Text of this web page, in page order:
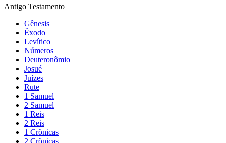
Antigo Testamento
Gênesis
Êxodo
Levítico
Números
Deuteronômio
Josué
Juízes
Rute
1 Samuel
2 Samuel
1 Reis
2 Reis
1 Crônicas
2 Crônicas